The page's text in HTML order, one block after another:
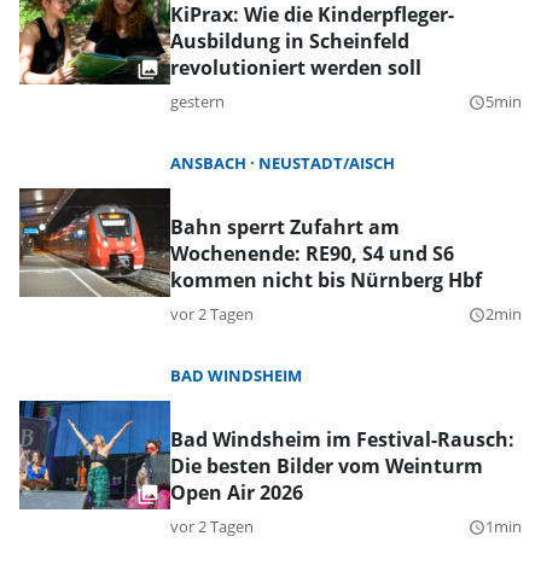
KiPrax: Wie die Kinderpfleger-
Ausbildung in Scheinfeld
revolutioniert werden soll
gestern query_builder5min
ANSBACH NEUSTADT/AISCH
Bahn sperrt Zufahrt am
Wochenende: RE90, S4 und S6
kommen nicht bis Nürnberg Hbf
vor 2 Tagen query_builder2min
BAD WINDSHEIM
Bad Windsheim im Festival-Rausch:
Die besten Bilder vom Weinturm
Open Air 2026
vor 2 Tagen query_builder1min